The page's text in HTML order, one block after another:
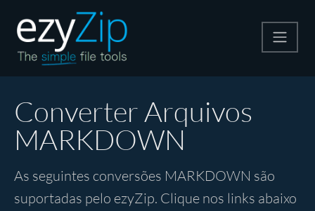
Descompactar
Converter
Converter Arquivos
MARKDOWN
As seguintes conversões MARKDOWN são
suportadas pelo ezyZip. Clique nos links abaixo